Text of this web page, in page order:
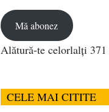
Mă abonez
Alătură-te celorlalți 371
CELE MAI CITITE